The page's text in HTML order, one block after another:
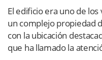
El edificio era uno de
un complejo propiedad
con la ubicación
que ha llamado la